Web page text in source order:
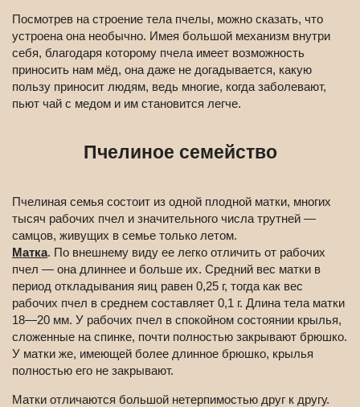
Посмотрев на строение тела пчелы, можно сказать, что
устроена она необычно. Имея большой механизм внутри
себя, благодаря которому пчела имеет возможность
приносить нам мёд, она даже не догадывается, какую
пользу приносит людям, ведь многие, когда заболевают,
пьют чай с медом и им становится легче.
Пчелиное семейство
Пчелиная семья состоит из одной плодной матки, многих
тысяч рабочих пчел и значительного числа трутней —
самцов, живущих в семье только летом.
Матка. По внешнему виду ее легко отличить от рабочих
пчел — она длиннее и больше их. Средний вес матки в
период откладывания яиц равен 0,25 г, тогда как вес
рабочих пчел в среднем составляет 0,1 г. Длина тела матки
18—20 мм. У рабочих пчел в спокойном состоянии крылья,
сложенные на спинке, почти полностью закрывают брюшко.
У матки же, имеющей более длинное брюшко, крылья
полностью его не закрывают.
Матки отличаются большой нетерпимостью друг к другу.